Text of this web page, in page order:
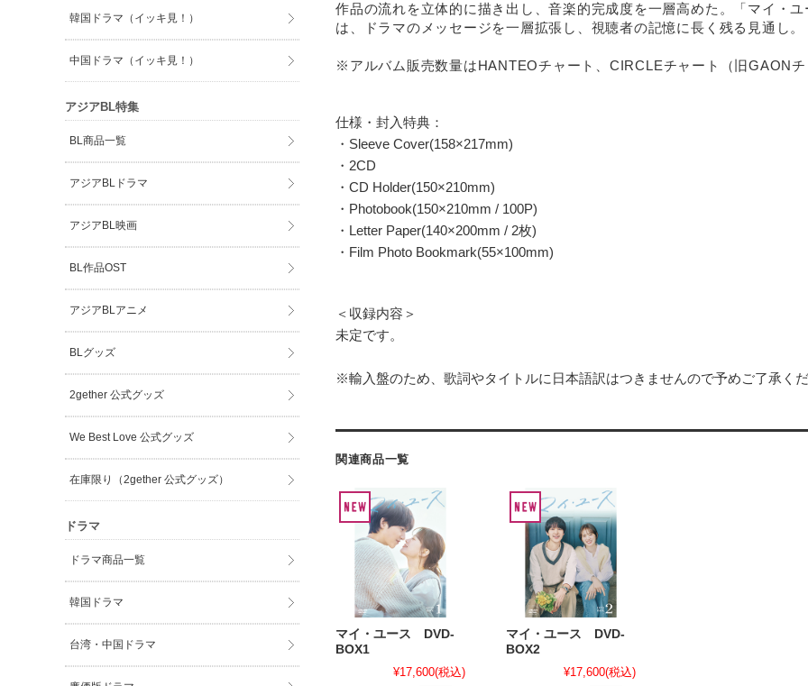
作品の流れを立体的に描き出し、音楽的完成度を一層高めた。「マイ・
は、ドラマのメッセージを一層拡張し、視聴者の記憶に長く残る見通し。
※アルバム販売数量はHANTEOチャート、CIRCLEチャート（旧GAON
仕様・封入特典：
・Sleeve Cover(158×217mm)
・2CD
・CD Holder(150×210mm)
・Photobook(150×210mm / 100P)
・Letter Paper(140×200mm / 2枚)
・Film Photo Bookmark(55×100mm)
＜収録内容＞
未定です。
※輸入盤のため、歌詞やタイトルに日本語訳はつきませんので予めご了承く
関連商品一覧
マイ・ユース DVD-
BOX1
¥17,600(税込)
マイ・ユース DVD-
BOX2
¥17,600(税込)
韓国ドラマ（イッキ見！）
中国ドラマ（イッキ見！）
アジアBL特集
BL商品一覧
アジアBLドラマ
アジアBL映画
BL作品OST
アジアBLアニメ
BLグッズ
2gether 公式グッズ
We Best Love 公式グッズ
在庫限り（2gether 公式グッズ）
ドラマ
ドラマ商品一覧
韓国ドラマ
台湾・中国ドラマ